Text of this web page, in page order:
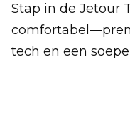
Stap in de Jetour
tech en een